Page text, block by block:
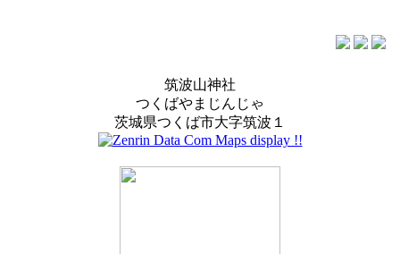
筑波山神社
つくばやまじんじゃ
茨城県つくば市大字筑波１